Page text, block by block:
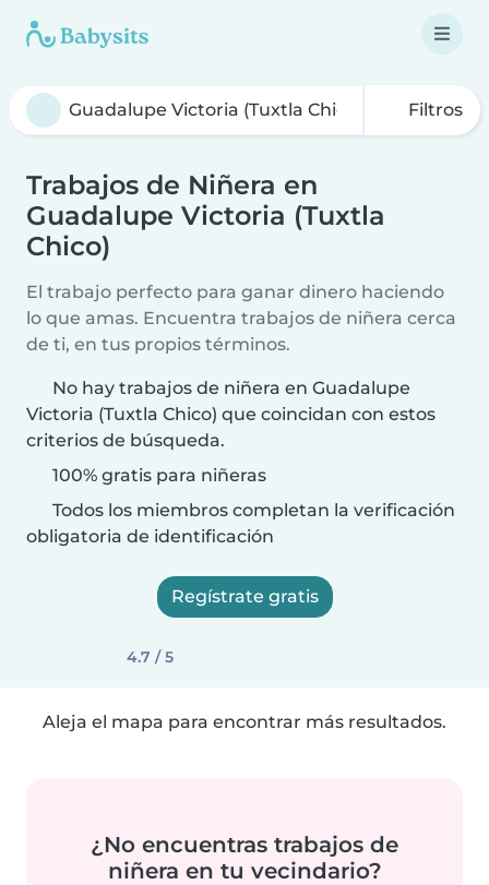
Filtros
Trabajos de Niñera en
Guadalupe Victoria (Tuxtla
Chico)
El trabajo perfecto para ganar dinero haciendo
lo que amas. Encuentra trabajos de niñera cerca
de ti, en tus propios términos.
No hay trabajos de niñera en Guadalupe
Victoria (Tuxtla Chico) que coincidan con estos
criterios de búsqueda.
100% gratis para niñeras
Todos los miembros completan la verificación
obligatoria de identificación
Regístrate gratis
4.7 / 5
Aleja el mapa para encontrar más resultados.
¿No encuentras trabajos de
niñera en tu vecindario?